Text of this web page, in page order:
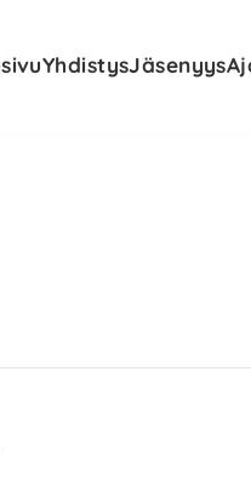
YhdistysJäsenyys